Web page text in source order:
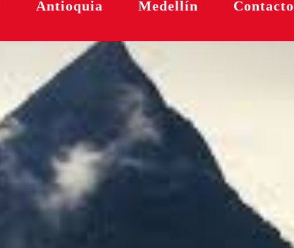
Antioquia Medellín Contacto